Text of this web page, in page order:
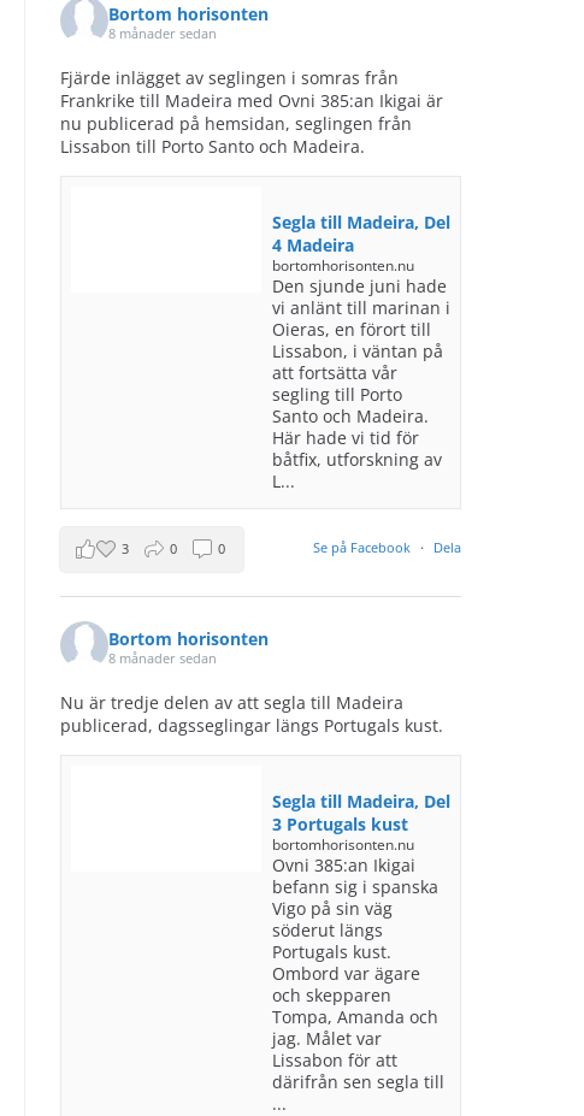
Bortom horisonten
8 månader sedan
Fjärde inlägget av seglingen i somras från
Frankrike till Madeira med Ovni 385:an Ikigai är
nu publicerad på hemsidan, seglingen från
Lissabon till Porto Santo och Madeira.
Segla till Madeira, Del
4 Madeira
bortomhorisonten.nu
Den sjunde juni hade
vi anlänt till marinan i
Oieras, en förort till
Lissabon, i väntan på
att fortsätta vår
segling till Porto
Santo och Madeira.
Här hade vi tid för
båtfix, utforskning av
L...
Se på Facebook · Dela
3 0 0
Bortom horisonten
8 månader sedan
Nu är tredje delen av att segla till Madeira
publicerad, dagsseglingar längs Portugals kust.
Segla till Madeira, Del
3 Portugals kust
bortomhorisonten.nu
Ovni 385:an Ikigai
befann sig i spanska
Vigo på sin väg
söderut längs
Portugals kust.
Ombord var ägare
och skepparen
Tompa, Amanda och
jag. Målet var
Lissabon för att
därifrån sen segla till
...